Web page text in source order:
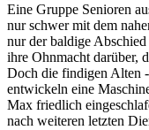
Eine Gruppe Senioren
nur schwer mit dem
nur der baldige
ihre Ohnmacht darüber,
Doch die findigen Alten
entwickeln eine
Max friedlich
nach weiteren letzten